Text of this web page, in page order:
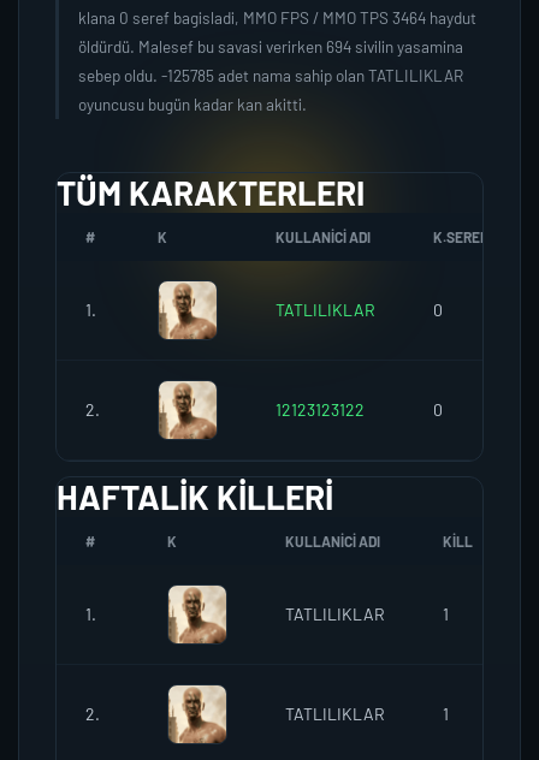
klana 0 seref bagisladi, MMO FPS / MMO TPS 3464 haydut
öldürdü. Malesef bu savasi verirken 694 sivilin yasamina
sebep oldu. -125785 adet nama sahip olan TATLILIKLAR
oyuncusu bugün kadar kan akitti.
TÜM KARAKTERLERI
# K KULLANICI ADI K.SEREFI
1. TATLILIKLAR 0
2. 12123123122 0
HAFTALIK KILLERI
# K KULLANICI ADI KILL
1. TATLILIKLAR 1
2. TATLILIKLAR 1